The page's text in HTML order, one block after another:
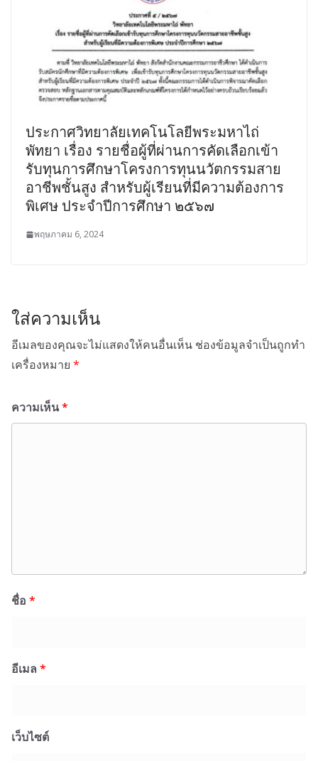
ประกาศวิทยาลัยเทคโนโลยีพระมหาไถ่
พัทยา เรื่อง รายชื่อผู้ที่ผ่านการคัดเลือกเข้า
รับทุนการศึกษาโครงการทุนนวัตกรรมสาย
อาชีพชั้นสูง สำหรับผู้เรียนที่มีความต้องการ
พิเศษ ประจำปีการศึกษา ๒๕๖๗
พฤษภาคม 6, 2024
ใส่ความเห็น
อีเมลของคุณจะไม่แสดงให้คนอื่นเห็น ช่องข้อมูลจำเป็นถูกทำ
เครื่องหมาย *
ความเห็น*
ชื่อ *
อีเมล *
เว็บไซต์